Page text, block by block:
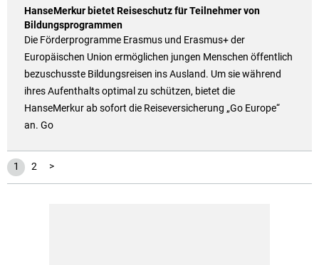
HanseMerkur bietet Reiseschutz für Teilnehmer von
Bildungsprogrammen
Die Förderprogramme Erasmus und Erasmus+ der
Europäischen Union ermöglichen jungen Menschen öffentlich
bezuschusste Bildungsreisen ins Ausland. Um sie während
ihres Aufenthalts optimal zu schützen, bietet die
HanseMerkur ab sofort die Reiseversicherung „Go Europe“
an. Go
1 2 >